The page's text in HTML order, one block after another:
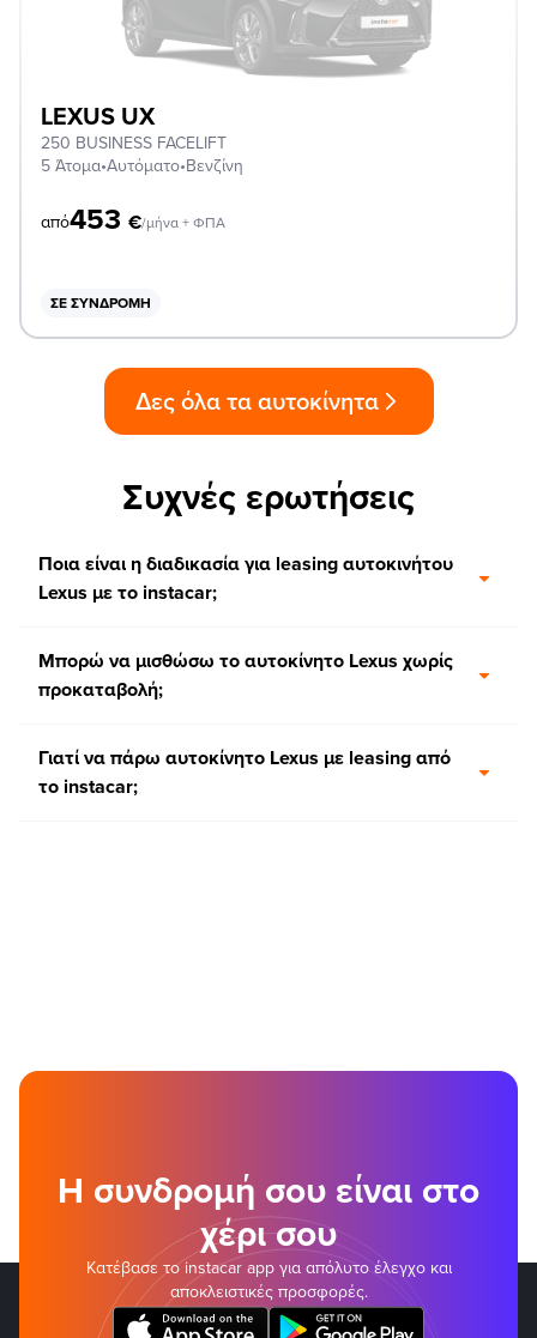
LEXUS UX
250 BUSINESS FACELIFT
5 Άτομα•Αυτόματο•Βενζίνη
από453 €/μήνα + ΦΠΑ
ΣΕ ΣΥΝΔΡΟΜΉ
Δες όλα τα αυτοκίνητα
Συχνές ερωτήσεις
Ποια είναι η διαδικασία για leasing αυτοκινήτου
Lexus με το instacar;
Μπορώ να μισθώσω το αυτοκίνητο Lexus χωρίς
προκαταβολή;
Γιατί να πάρω αυτοκίνητο Lexus με leasing από
τo instacar;
Η συνδρομή σου είναι στο
χέρι σου
Κατέβασε το instacar app για απόλυτο έλεγχο και
αποκλειστικές προσφορές.